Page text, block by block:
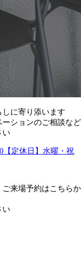
に寄り添います
ションのご相談など
い
【定休日】水曜・祝
ご来場予約はこちらか
い